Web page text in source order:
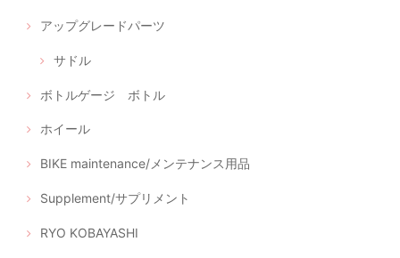
アップグレードパーツ
サドル
ボトルゲージ ボトル
ホイール
BIKE maintenance/メンテナンス用品
Supplement/サプリメント
RYO KOBAYASHI